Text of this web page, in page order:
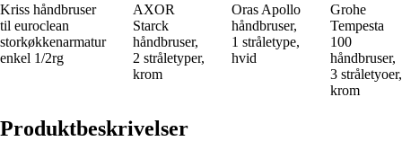
Kriss håndbruser
til euroclean
storkøkkenarmatur
enkel 1/2rg
AXOR
Starck
håndbruser,
2 stråletyper,
krom
Oras Apollo
håndbruser,
1 stråletype,
hvid
Grohe
Tempesta
100
håndbruser,
3 stråletyoer,
krom
Produktbeskrivelser